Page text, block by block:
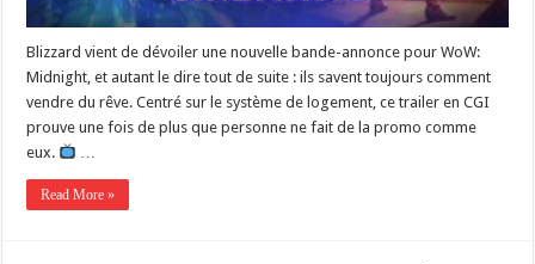
Blizzard vient de dévoiler une nouvelle bande-annonce pour WoW:
Midnight, et autant le dire tout de suite : ils savent toujours comment
vendre du rêve. Centré sur le système de logement, ce trailer en CGI
prouve une fois de plus que personne ne fait de la promo comme
eux.
Read More »